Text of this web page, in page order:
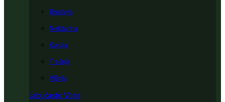
Breskva
Nektarina
Kajsija
Trešnja
Višnja
Jabučasto Voće